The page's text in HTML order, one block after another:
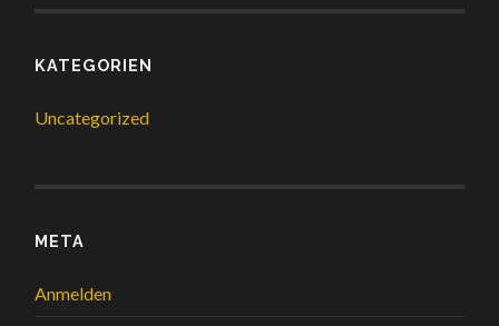
KATEGORIEN
Uncategorized
META
Anmelden